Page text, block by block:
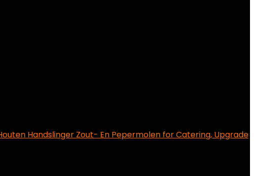
Handslinger Zout- En Pepermolen for Catering, Upgrade